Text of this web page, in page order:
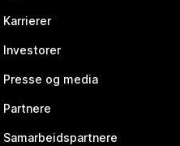
Karrierer
Investorer
Presse og media
Partnere
Samarbeidspartnere